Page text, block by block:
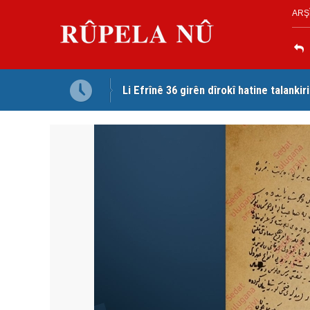
Li Efrînê 36 girên dîrokî hatine
Serokê PWKyê Mustafa Ozçelîk ji bo